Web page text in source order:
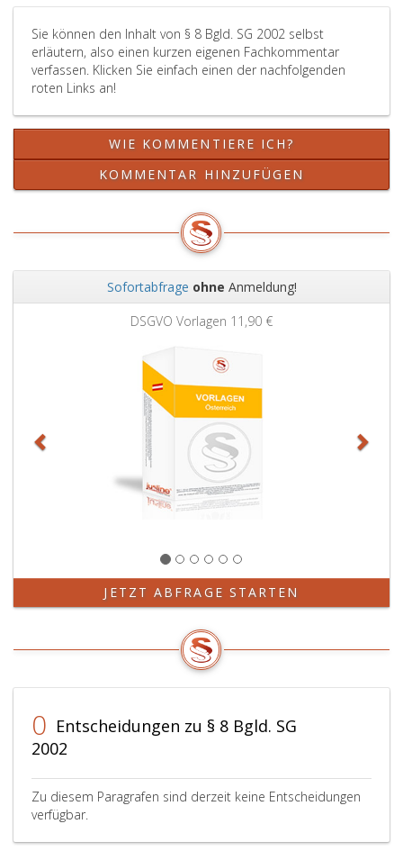
Sie können den Inhalt von § 8 Bgld. SG 2002 selbst
erläutern, also einen kurzen eigenen Fachkommentar
verfassen. Klicken Sie einfach einen der nachfolgenden
roten Links an!
WIE KOMMENTIERE ICH?
KOMMENTAR HINZUFÜGEN
Sofortabfrage ohne Anmeldung!
DSGVO Vorlagen 11,90 €
JETZT ABFRAGE STARTEN
0 Entscheidungen zu § 8 Bgld. SG
2002
Zu diesem Paragrafen sind derzeit keine Entscheidungen
verfügbar.